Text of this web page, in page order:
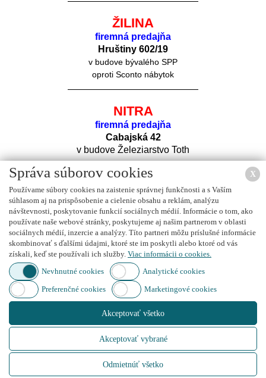
ŽILINA
firemná predajňa
Hruštiny 602/19
v budove bývalého SPP
oproti Sconto nábytok
NITRA
firemná predajňa
Cabajská 42
v budove Železiarstvo Toth
Nájdete nás naFACEBOOKu
Nájdete nás na INSTAGRAMe
X
Správa súborov cookies
Používame súbory cookies na zaistenie správnej funkčnosti a s Vaším
súhlasom aj na prispôsobenie a cielenie obsahu a reklám, analýzu
návštevnosti, poskytovanie funkcií sociálnych médií. Informácie o tom, ako
používate naše webové stránky, poskytujeme aj našim partnerom v oblasti
sociálnych médií, inzercie a analýzy. Títo partneri môžu príslušné informácie
skombinovať s ďalšími údajmi, ktoré ste im poskytli alebo ktoré od vás
získali, keď ste používali ich služby. Viac informácii o cookies.
Nevhnutné cookies
Analytické cookies
Preferenčné cookies
Marketingové cookies
Akceptovať všetko
Akceptovať vybrané
Odmietnúť všetko